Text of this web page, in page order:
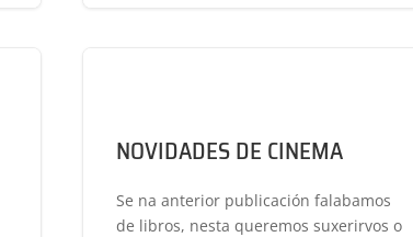
NOVIDADES DE CINEMA
Se na anterior publicación falabamos
de libros, nesta queremos suxerirvos o